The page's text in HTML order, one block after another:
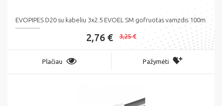
EVOPIPES D20 su kabeliu 3x2.5 EVOEL SM gofruotas vamzdis 100m
2,76 € 3,25 €
Plačiau Pažymėti